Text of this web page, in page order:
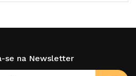
se na Newsletter